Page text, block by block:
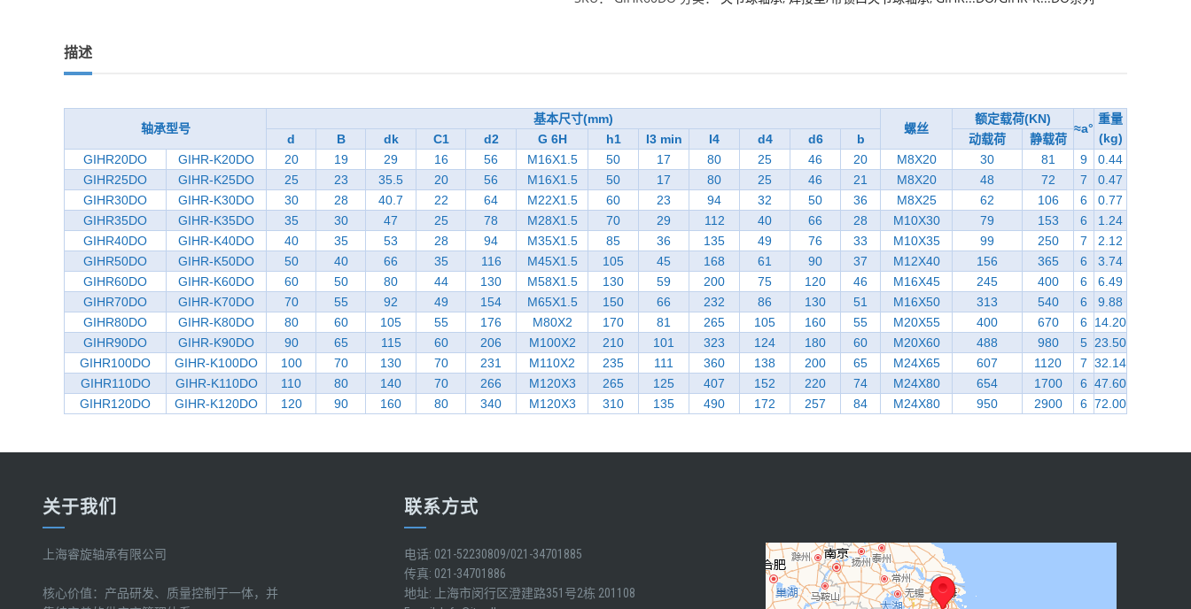
描述
轴承型号
基本尺寸(mm)
螺丝
额定载荷(KN)
≈a°
重量
(kg)
d B dk C1 d2 G 6H h1 I3 min I4 d4 d6 b 动载荷
静载荷
GIHR20DO
GIHR-K20DO 20 19 29 16 56 M16X1.5 50 17 80 25 46 20 M8X20 30 81 9
0.44
GIHR25DO
GIHR-K25DO 25 23 35.5 20 56 M16X1.5 50 17 80 25 46 21 M8X20 48 72 7
0.47
GIHR30DO
GIHR-K30DO 30 28 40.7 22 64 M22X1.5 60 23 94 32 50 36 M8X25 62 106 6
0.77
GIHR35DO
GIHR-K35DO 35 30 47 25 78 M28X1.5 70 29 112 40 66 28 M10X30 79 153 6
1.24
GIHR40DO
GIHR-K40DO 40 35 53 28 94 M35X1.5 85 36 135 49 76 33 M10X35 99 250 7
2.12
GIHR50DO
GIHR-K50DO 50 40 66 35 116 M45X1.5 105 45 168 61 90 37 M12X40 156 365 6
3.74
GIHR60DO
GIHR-K60DO 60 50 80 44 130 M58X1.5 130 59 200 75 120 46 M16X45 245 400 6
6.49
GIHR70DO
GIHR-K70DO 70 55 92 49 154 M65X1.5 150 66 232 86 130 51 M16X50 313 540 6
9.88
GIHR80DO
GIHR-K80DO 80 60 105 55 176 M80X2 170 81 265 105 160 55 M20X55 400 670 6 14.20
GIHR90DO
GIHR-K90DO 90 65 115 60 206 M100X2 210 101 323 124 180 60 M20X60 488 980 5 23.50
GIHR100DO
GIHR-K100DO 100 70 130 70 231 M110X2 235 111 360 138 200 65 M24X65 607 1120 7 32.14
GIHR110DO
GIHR-K110DO 110 80 140 70 266 M120X3 265 125 407 152 220 74 M24X80 654 1700 6 47.60
GIHR120DO
GIHR-K120DO 120 90 160 80 340 M120X3 310 135 490 172 257 84 M24X80 950 2900 6 72.00
关于我们
上海睿旋轴承有限公司
核心价值：产品研发、质量控制于一体，并
联系方式
电话: 021-52230809/021-34701885
传真: 021-34701886
地址: 上海市闵行区澄建路351号2栋 201108